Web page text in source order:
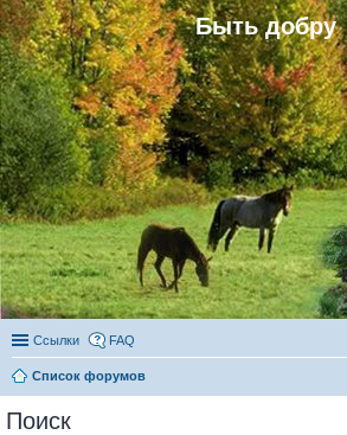
Быть добру
Ссылки FAQ
Список форумов
Поиск